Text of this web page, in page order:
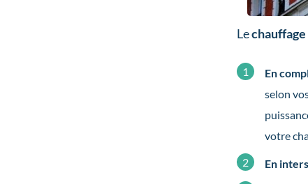
Lechauffage
En
selon
votre
En